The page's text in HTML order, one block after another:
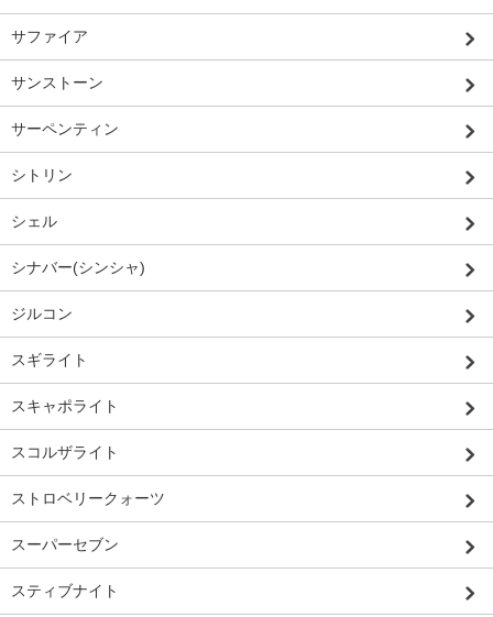
サファイア
サンストーン
サーペンティン
シトリン
シェル
シナバー(シンシャ)
ジルコン
スギライト
スキャポライト
スコルザライト
ストロベリークォーツ
スーパーセブン
スティブナイト